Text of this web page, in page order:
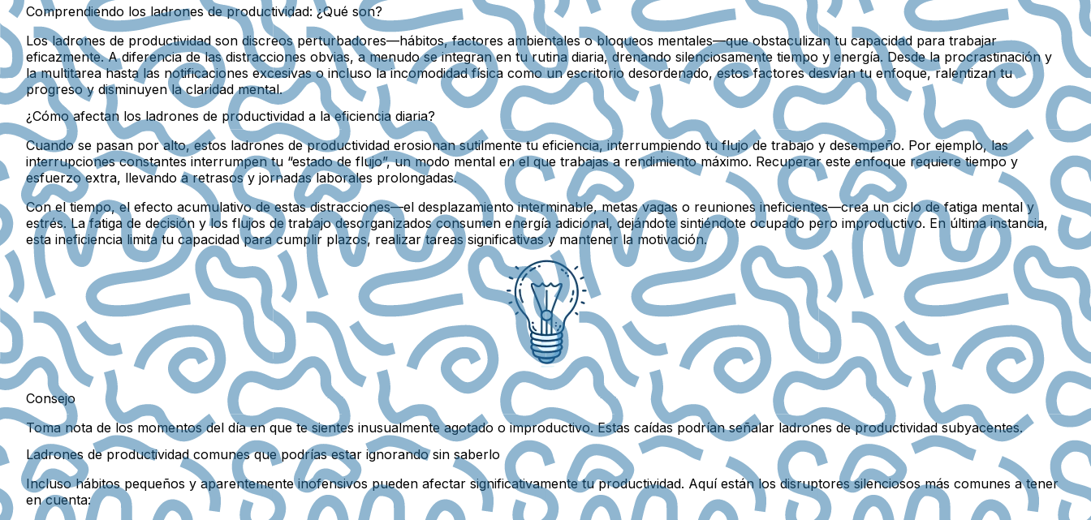
Comprendiendo los ladrones de productividad: ¿Qué son?
Los ladrones de productividad son discreos perturbadores—hábitos, factores ambientales o bloqueos mentales—que obstaculizan tu capacidad para trabajar
eficazmente. A diferencia de las distracciones obvias, a menudo se integran en tu rutina diaria, drenando silenciosamente tiempo y energía. Desde la procrastinación y
la multitarea hasta las notificaciones excesivas o incluso la incomodidad física como un escritorio desordenado, estos factores desvían tu enfoque, ralentizan tu
progreso y disminuyen la claridad mental.
¿Cómo afectan los ladrones de productividad a la eficiencia diaria?
Cuando se pasan por alto, estos ladrones de productividad erosionan sutilmente tu eficiencia, interrumpiendo tu flujo de trabajo y desempeño. Por ejemplo, las
interrupciones constantes interrumpen tu “estado de flujo”, un modo mental en el que trabajas a rendimiento máximo. Recuperar este enfoque requiere tiempo y
esfuerzo extra, llevando a retrasos y jornadas laborales prolongadas.
Con el tiempo, el efecto acumulativo de estas distracciones—el desplazamiento interminable, metas vagas o reuniones ineficientes—crea un ciclo de fatiga mental y
estrés. La fatiga de decisión y los flujos de trabajo desorganizados consumen energía adicional, dejándote sintiéndote ocupado pero improductivo. En última instancia,
esta ineficiencia limita tu capacidad para cumplir plazos, realizar tareas significativas y mantener la motivación.
Consejo
Toma nota de los momentos del día en que te sientes inusualmente agotado o improductivo. Estas caídas podrían señalar ladrones de productividad subyacentes.
Ladrones de productividad comunes que podrías estar ignorando sin saberlo
Incluso hábitos pequeños y aparentemente inofensivos pueden afectar significativamente tu productividad. Aquí están los disruptores silenciosos más comunes a tener
en cuenta: